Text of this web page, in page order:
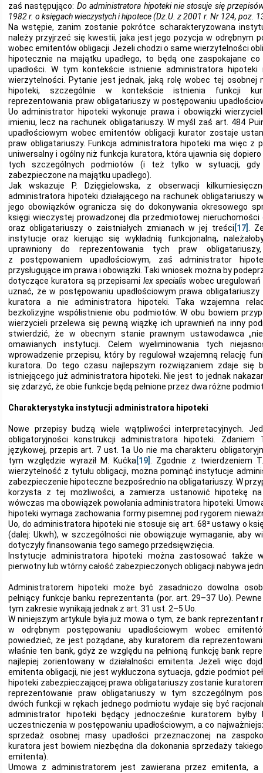
zaś następująco: Do administratora hipoteki nie stosuje się
1982 r. o księgach wieczystych i hipotece (Dz.U. z 2001 r. Nr 124, poz.
Na wstępie, zanim zostanie pokrótce scharakteryzowana
należy przyjrzeć się kwestii, jaka jest jego pozycja w odrębnym
wobec emitentów obligacji. Jeżeli chodzi o same wierzytelności
hipotecznie na majątku upadłego, to będą one zaspokajane
upadłości. W tym kontekście istnienie administratora
wierzytelności. Pytanie jest jednak, jaką rolę wobec tej osobnej
hipoteki, szczególnie w kontekście istnienia funkcji
reprezentowania praw obligatariuszy w postępowaniu
Uo administrator hipoteki wykonuje prawa i obowiązki
imieniu, lecz na rachunek obligatariuszy. W myśl zaś art. 484
upadłościowym wobec emitentów obligacji kurator zostaje
praw obligatariuszy. Funkcja administratora hipoteki ma więc z
uniwersalny i ogólny niż funkcja kuratora, która ujawnia się dopiero
tych szczególnych podmiotów (i też tylko w sytuacji, gdy
zabezpieczone na majątku upadłego).
Jak wskazuje P. Dzięgielowska, z obserwacji
administratora hipoteki działającego na rachunek obligatariuszy
jego obowiązków ogranicza się do dokonywania okresowego
księgi wieczystej prowadzonej dla przedmiotowej
oraz obligatariuszy o zaistniałych zmianach w jej treści [17]
.
instytucje oraz kierując się wykładnią funkcjonalną,
uprawniony do reprezentowania tych praw
z postępowaniem upadłościowym, zaś administrator
przysługujące im prawa i obowiązki. Taki wniosek można by
dotyczące kuratora są przepisami lex specialis wobec
uznać, że w postępowaniu upadłościowym prawa
kuratora a nie administratora hipoteki. Taka wzajemna
bezkolizyjne współistnienie obu podmiotów. W obu bowiem
wierzycieli przelewa się pewną wiązkę ich uprawnień na inny
stwierdzić, że w obecnym stanie prawnym ustawodawca
omawianych instytucji. Celem wyeliminowania tych
wprowadzenie przepisu, który by regulował wzajemną relację
kuratora. Do tego czasu najlepszym rozwiązaniem zdaje się
istniejącego już administratora hipoteki. Nie jest to jednak
się zdarzyć, że obie funkcje będą pełnione przez dwa różne
Charakterystyka instytucji administratora hipoteki
Nowe przepisy budzą wiele wątpliwości interpretacyjnych.
obligatoryjności konstrukcji administratora hipoteki. Zdaniem
językowej, przepis art. 7 ust. 1a Uo nie ma charakteru
tym względzie wyraził M. Kućka [19]
. Zgodnie z twierdzeniem
wierzytelność z tytułu obligacji, można pominąć instytucje
zabezpieczenie hipoteczne bezpośrednio na obligatariuszy. W
korzysta z tej możliwości, a zamierza ustanowić hipotekę na
wówczas ma obowiązek powołania administratora hipoteki.
hipoteki wymaga zachowania formy pisemnej pod rygorem
Uo, do administratora hipoteki nie stosuje się art. 68² ustawy o
(dalej: Ukwh), w szczególności nie obowiązuje wymaganie, aby
dotyczyły finansowania tego samego przedsięwzięcia.
Instytucje administratora hipoteki można zastosować także
pierwotny lub wtórny całość zabezpieczonych obligacji nabywa
Administratorem hipoteki może być zasadniczo dowolna
pełniący funkcje banku reprezentanta (por. art. 29–37 Uo).
tym zakresie wynikają jednak z art. 31 ust. 2–5 Uo.
W niniejszym artykule była już mowa o tym, że bank
w odrębnym postępowaniu upadłościowym wobec
powiedzieć, że jest pożądane, aby kuratorem dla
właśnie ten bank, gdyż ze względu na pełnioną funkcję bank
najlepiej zorientowany w działalności emitenta. Jeżeli więc
emitenta obligacji, nie jest wykluczona sytuacja, gdzie podmiot
hipoteki zabezpieczającej prawa obligatariuszy zostanie
reprezentowanie praw obligatariuszy w tym szczególnym
dwóch funkcji w rękach jednego podmiotu wydaje się być
administrator hipoteki będący jednocześnie kuratorem byłby
uczestniczenia w postępowaniu upadłościowym, a co
sprzedaż osobnej masy upadłości przeznaczonej na
kuratora jest bowiem niezbędna dla dokonania sprzedaży takiego
emitenta).
Umowa z administratorem jest zawierana przez emitenta, a